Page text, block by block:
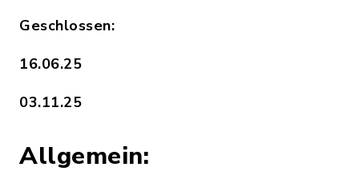
Geschlossen:
16.06.25
03.11.25
Allgemein: